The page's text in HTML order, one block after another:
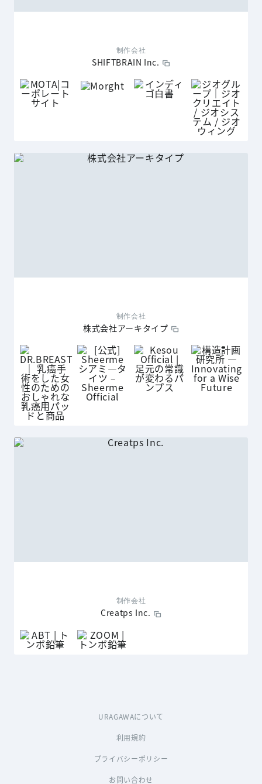
制作会社
SHIFTBRAIN Inc.
制作会社
株式会社アーキタイプ
制作会社
Creatps Inc.
URAGAWAについて
利用規約
プライバシーポリシー
お問い合わせ